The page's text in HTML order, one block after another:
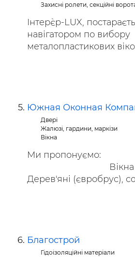
Захисні ролети, секційні
Інтер`єр-LUX,
навігатором по вибору
металопластикових
Южная Оконная
Двері
Жалюзі, гардини, маркізи
Вікна
Ми пропонуємо:
Вікна та
Дерев'яні (євробрус),
Благострой
Гідоізоляційні матеріали